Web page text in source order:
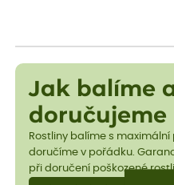
Jak balíme
doručujeme
Rostliny balíme s maximální
doručíme v pořádku.
při doručení poškozené